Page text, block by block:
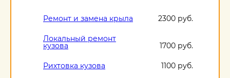
Ремонт и замена крыла 2300 руб.
Локальный ремонт
кузова 1700 руб.
Рихтовка кузова 1100 руб.